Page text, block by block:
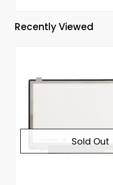
Recently Viewed
Sold Out